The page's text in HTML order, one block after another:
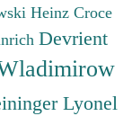
Heinz Croce
Devrient
Lyonel